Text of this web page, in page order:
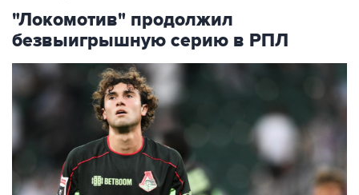
"Локомотив" продолжил
безвыигрышную серию в РПЛ